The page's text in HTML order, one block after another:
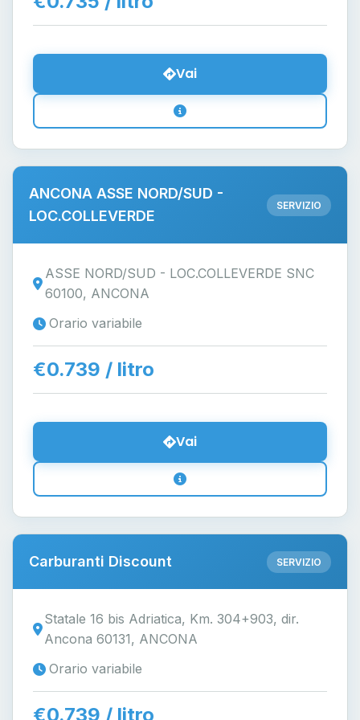
Vai
ANCONA ASSE NORD/SUD -
LOC.COLLEVERDE
SERVIZIO
ASSE NORD/SUD - LOC.COLLEVERDE SNC
60100, ANCONA
Orario variabile
€0.739 / litro
Vai
Carburanti Discount SERVIZIO
Statale 16 bis Adriatica, Km. 304+903, dir.
Ancona 60131, ANCONA
Orario variabile
€0.739 / litro